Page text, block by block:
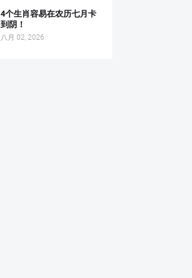
4个生肖容易在农历七月卡
到阴！
八月 02, 2026